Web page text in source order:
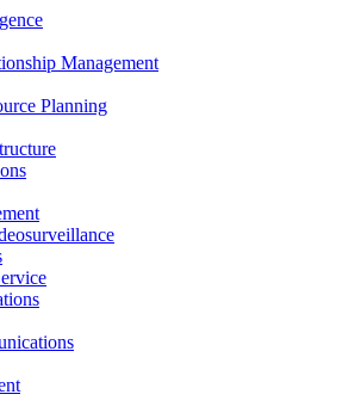
Management
Planning